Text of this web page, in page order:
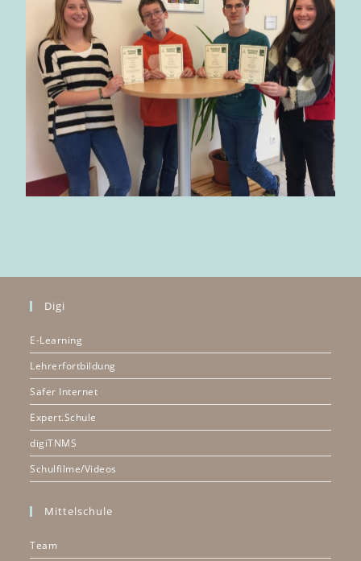
Digi
E-Learning
Lehrerfortbildung
Safer Internet
Expert.Schule
digiTNMS
Schulfilme/Videos
Mittelschule
Team